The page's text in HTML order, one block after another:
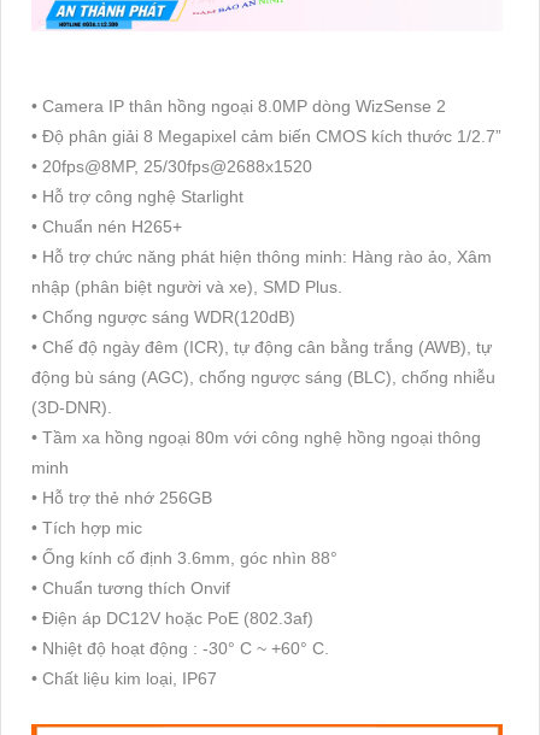
• Camera IP thân hồng ngoại 8.0MP dòng WizSense 2
• Độ phân giải 8 Megapixel cảm biến CMOS kích thước 1/2.7”
• 20fps@8MP, 25/30fps@2688x1520
• Hỗ trợ công nghệ Starlight
• Chuẩn nén H265+
• Hỗ trợ chức năng phát hiện thông minh: Hàng rào ảo, Xâm
nhập (phân biệt người và xe), SMD Plus.
• Chống ngược sáng WDR(120dB)
• Chế độ ngày đêm (ICR), tự động cân bằng trắng (AWB), tự
động bù sáng (AGC), chống ngược sáng (BLC), chống nhiễu
(3D-DNR).
• Tầm xa hồng ngoại 80m với công nghệ hồng ngoại thông
minh
• Hỗ trợ thẻ nhớ 256GB
• Tích hợp mic
• Ống kính cố định 3.6mm, góc nhìn 88°
• Chuẩn tương thích Onvif
• Điện áp DC12V hoặc PoE (802.3af)
• Nhiệt độ hoạt động : -30° C ~ +60° C.
• Chất liệu kim loại, IP67